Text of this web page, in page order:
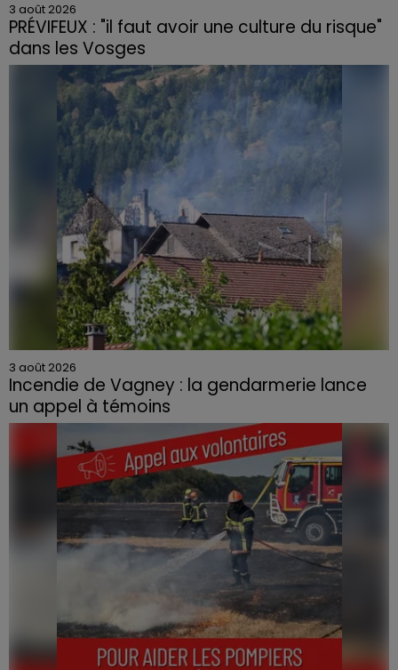
3 août 2026
PRÉVIFEUX : "il faut avoir une culture du risque"
dans les Vosges
3 août 2026
Incendie de Vagney : la gendarmerie lance
un appel à témoins
Le feu, parti d'une haie avant de se propager au
quartier résidentiel, avait détruit deux habitations et
contraint à l'évacuation d'une centaine de personnes.